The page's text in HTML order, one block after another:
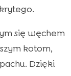
się węchem
kotom,
Dzięki